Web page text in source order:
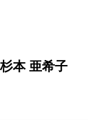
本 亜希子